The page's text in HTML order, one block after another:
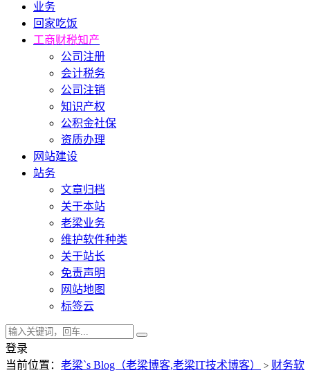
业务
回家吃饭
工商财税知产
公司注册
会计税务
公司注销
知识产权
公积金社保
资质办理
网站建设
站务
文章归档
关于本站
老梁业务
维护软件种类
关于站长
免责声明
网站地图
标签云
登录
当前位置： 老梁`s Blog（老梁博客,老梁IT技术博客） > 财务软